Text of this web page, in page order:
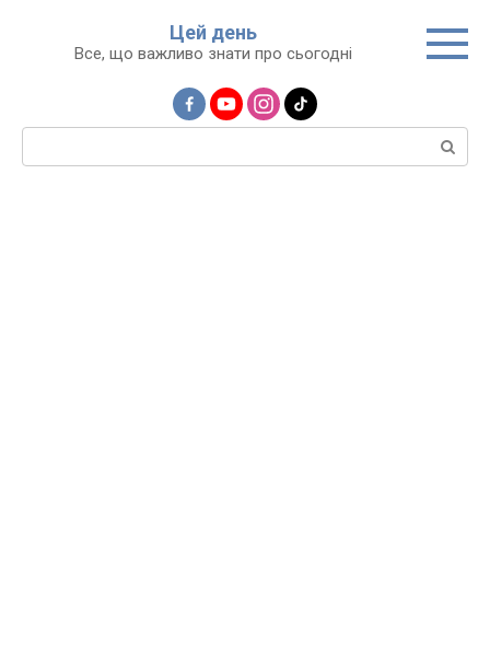
Цей день
Все, що важливо знати про сьогодні
Пошук: